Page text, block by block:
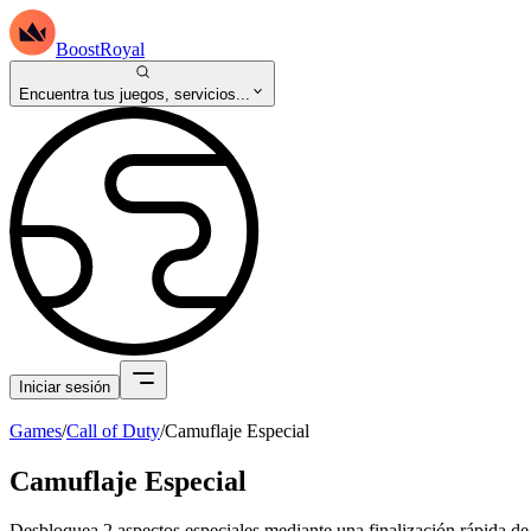
BoostRoyal
Encuentra tus juegos, servicios...
Iniciar sesión
Games/Call of Duty/Camuflaje Especial
Camuflaje Especial